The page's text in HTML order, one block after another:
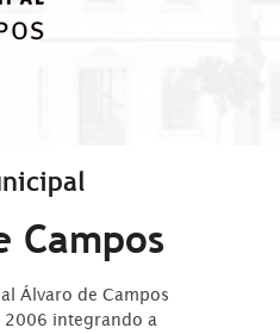
Campos
Álvaro de Campos
integrando a